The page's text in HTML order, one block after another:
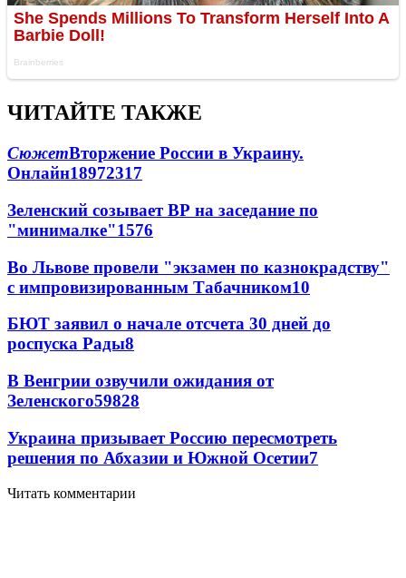
ЧИТАЙТЕ ТАКЖЕ
СюжетВторжение России в Украину.
Онлайн18972317
Зеленский созывает ВР на заседание по
"минималке"1576
Во Львове провели "экзамен по казнокрадству"
с импровизированным Табачником10
БЮТ заявил о начале отсчета 30 дней до
роспуска Рады8
В Венгрии озвучили ожидания от
Зеленского59828
Украина призывает Россию пересмотреть
решения по Абхазии и Южной Осетии7
Читать комментарии